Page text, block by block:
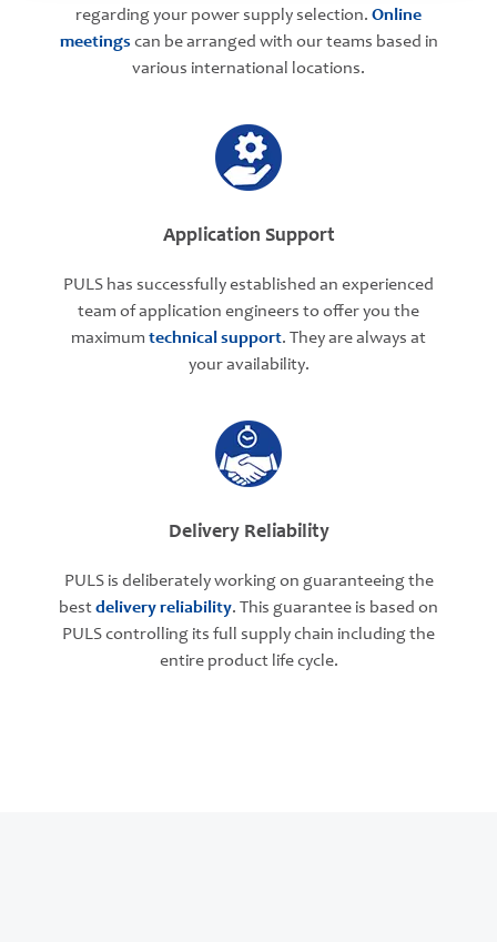
regarding your power supply selection. Online
meetings can be arranged with our teams based in
various international locations.
Application Support
PULS has successfully established an experienced
team of application engineers to offer you the
maximum technical support. They are always at
your availability.
Delivery Reliability
PULS is deliberately working on guaranteeing the
bestdelivery reliability. This guarantee is based on
PULS controlling its full supply chain including the
entire product life cycle.